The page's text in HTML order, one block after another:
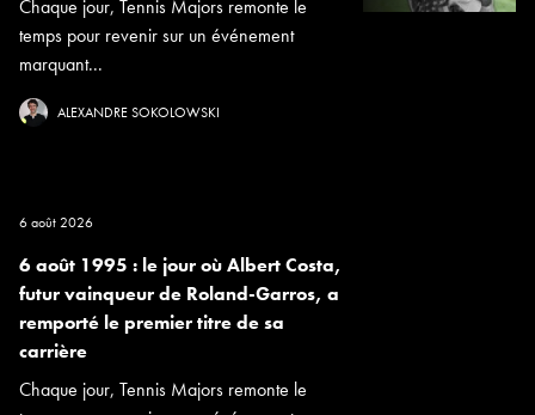
Chaque jour, Tennis Majors remonte le
temps pour revenir sur un événement
marquant...
ALEXANDRE SOKOLOWSKI
6 août 2026
6 août 1995 : le jour où Albert Costa,
futur vainqueur de Roland-Garros, a
remporté le premier titre de sa
carrière
Chaque jour, Tennis Majors remonte le